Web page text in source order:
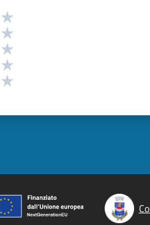
Valutazione